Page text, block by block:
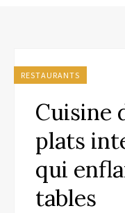
RESTAURANTS
Cuisine
plats
qui
tables